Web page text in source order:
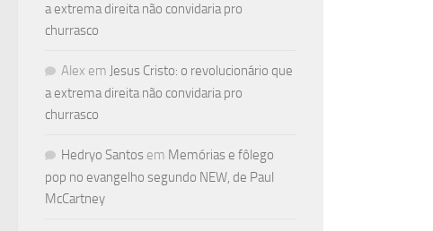
a extrema direita não convidaria pro
churrasco
Alex em Jesus Cristo: o revolucionário que
a extrema direita não convidaria pro
churrasco
Hedryo Santos em Memórias e fôlego
pop no evangelho segundo NEW, de Paul
McCartney